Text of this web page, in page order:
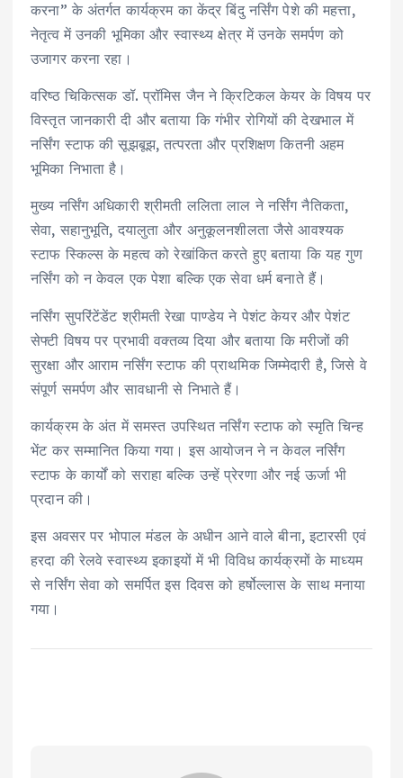
करना” के अंतर्गत कार्यक्रम का केंद्र बिंदु नर्सिंग पेशे की महत्ता,
नेतृत्व में उनकी भूमिका और स्वास्थ्य क्षेत्र में उनके समर्पण को
उजागर करना रहा।
वरिष्ठ चिकित्सक डॉ. प्रॉमिस जैन ने क्रिटिकल केयर के विषय पर
विस्तृत जानकारी दी और बताया कि गंभीर रोगियों की देखभाल में
नर्सिंग स्टाफ की सूझबूझ, तत्परता और प्रशिक्षण कितनी अहम
भूमिका निभाता है।
मुख्य नर्सिंग अधिकारी श्रीमती ललिता लाल ने नर्सिंग नैतिकता,
सेवा, सहानुभूति, दयालुता और अनुकूलनशीलता जैसे आवश्यक
स्टाफ स्किल्स के महत्व को रेखांकित करते हुए बताया कि यह गुण
नर्सिंग को न केवल एक पेशा बल्कि एक सेवा धर्म बनाते हैं।
नर्सिंग सुपरिंटेंडेंट श्रीमती रेखा पाण्डेय ने पेशंट केयर और पेशंट
सेफ्टी विषय पर प्रभावी वक्तव्य दिया और बताया कि मरीजों की
सुरक्षा और आराम नर्सिंग स्टाफ की प्राथमिक जिम्मेदारी है, जिसे वे
संपूर्ण समर्पण और सावधानी से निभाते हैं।
कार्यक्रम के अंत में समस्त उपस्थित नर्सिंग स्टाफ को स्मृति चिन्ह
भेंट कर सम्मानित किया गया। इस आयोजन ने न केवल नर्सिंग
स्टाफ के कार्यों को सराहा बल्कि उन्हें प्रेरणा और नई ऊर्जा भी
प्रदान की।
इस अवसर पर भोपाल मंडल के अधीन आने वाले बीना, इटारसी एवं
हरदा की रेलवे स्वास्थ्य इकाइयों में भी विविध कार्यक्रमों के माध्यम
से नर्सिंग सेवा को समर्पित इस दिवस को हर्षोल्लास के साथ मनाया
गया।